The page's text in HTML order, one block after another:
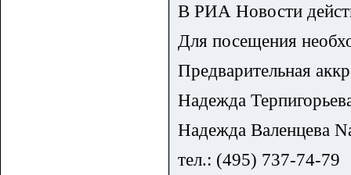
В РИА Новости
Для посещения
Предварительная
Надежда
Надежда Валенцева
тел.: (495) 737-74-79